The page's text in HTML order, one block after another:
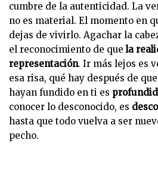
cumbre de la autenticidad. La
no es material. El momento en
dejas de vivirlo. Agachar la
el reconocimiento de quela
representación. Ir más lejos es
esa risa, qué hay después de
hayan fundido en ti es
conocer lo desconocido, es
hasta que todo vuelva a ser
pecho.